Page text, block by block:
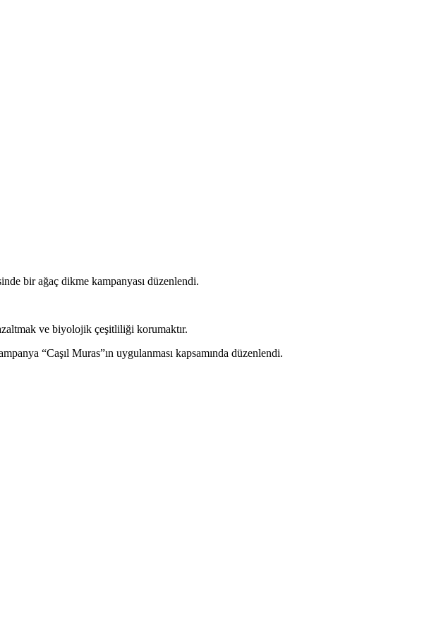
bir ağaç dikme kampanyası düzenlendi.
ve biyolojik çeşitliliği korumaktır.
“Caşıl Muras”ın uygulanması kapsamında düzenlendi.